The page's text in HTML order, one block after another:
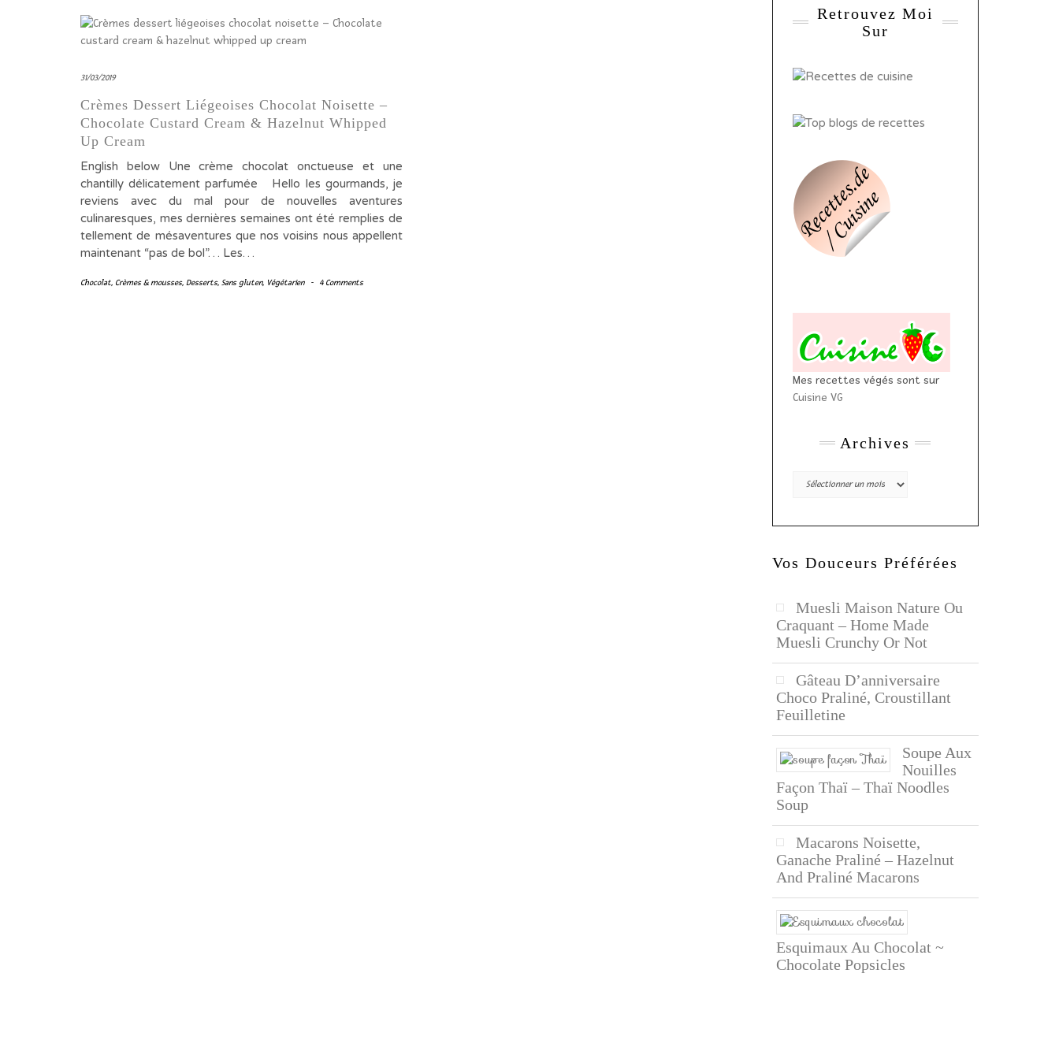
31/03/2019
Crèmes Dessert Liégeoises Chocolat Noisette –
Chocolate Custard Cream & Hazelnut Whipped
Up Cream
English below Une crème chocolat onctueuse et une
chantilly délicatement parfumée Hello les gourmands, je
reviens avec du mal pour de nouvelles aventures
culinaresques, mes dernières semaines ont été remplies de
tellement de mésaventures que nos voisins nous appellent
maintenant “pas de bol”… Les…
Chocolat, Crèmes & mousses, Desserts, Sans gluten, Végétarien - 4 Comments
Retrouvez Moi
Sur
Mes recettes végés sont sur
Cuisine VG
Archives
Archives
Vos Douceurs Préférées
Muesli Maison Nature Ou
Craquant – Home Made
Muesli Crunchy Or Not
Gâteau D’anniversaire
Choco Praliné, Croustillant
Feuilletine
Soupe Aux
Nouilles
Façon Thaï – Thaï Noodles
Soup
Macarons Noisette,
Ganache Praliné – Hazelnut
And Praliné Macarons
Esquimaux Au Chocolat ~
Chocolate Popsicles